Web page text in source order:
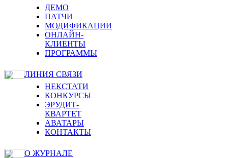
ДЕМО
ПАТЧИ
МОДИФИКАЦИИ
ОНЛАЙН-
КЛИЕНТЫ
ПРОГРАММЫ
ЛИНИЯ СВЯЗИ
НЕКСТАТИ
КОНКУРСЫ
ЭРУДИТ-
КВАРТЕТ
АВАТАРЫ
КОНТАКТЫ
О ЖУРНАЛЕ